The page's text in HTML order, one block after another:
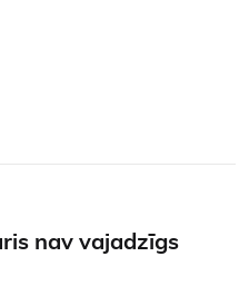
nav vajadzīgs